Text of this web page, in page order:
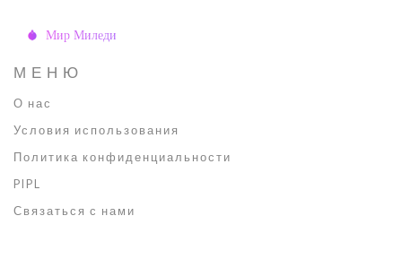
МЕНЮ
О нас
Условия использования
Политика конфиденциальности
PIPL
Связаться с нами